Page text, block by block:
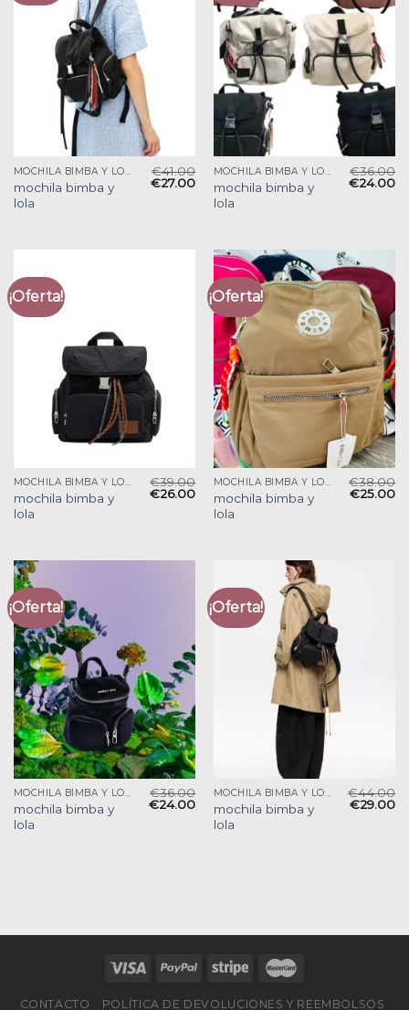
MOCHILA BIMBA Y LOLA
mochila bimba y
lola
€41.00
€27.00
MOCHILA BIMBA Y LOLA
mochila bimba y
lola
€36.00
€24.00
¡Oferta!
MOCHILA BIMBA Y LOLA
mochila bimba y
lola
€39.00
€26.00
¡Oferta!
MOCHILA BIMBA Y LOLA
mochila bimba y
lola
€38.00
€25.00
¡Oferta!
MOCHILA BIMBA Y LOLA
mochila bimba y
lola
€36.00
€24.00
¡Oferta!
MOCHILA BIMBA Y LOLA
mochila bimba y
lola
€44.00
€29.00
CONTACTO POLÍTICA DE DEVOLUCIONES Y REEMBOLSOS